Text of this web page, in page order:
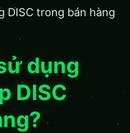
DISC trong bán hàng
dụng
DISC